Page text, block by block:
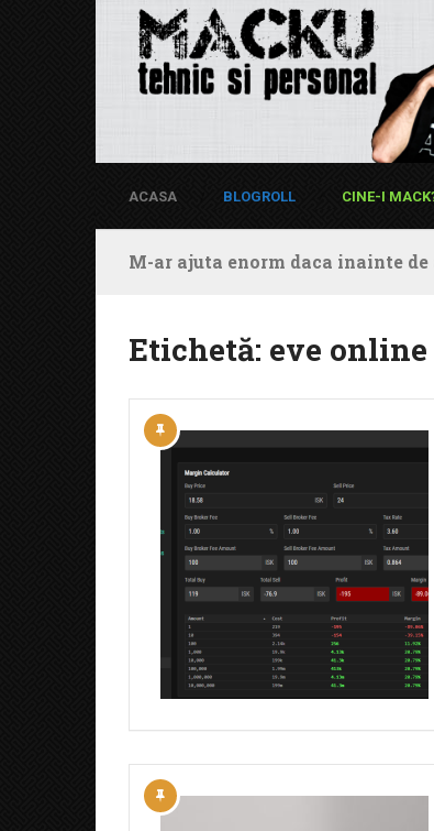
ACASA BLOGROLL CINE-I
M-ar ajuta enorm daca inainte
Etichetă: eve online